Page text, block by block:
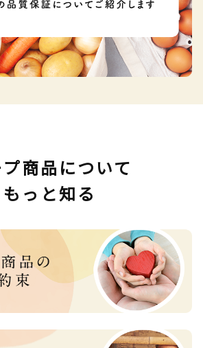
商品について
もっと知る